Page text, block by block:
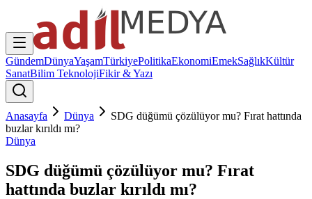
GündemDünyaYaşamTürkiyePolitikaEkonomiEmekSağlıkKültür
SanatBilim TeknolojiFikir & Yazı
Anasayfa Dünya
SDG düğümü çözülüyor mu? Fırat hattında
buzlar kırıldı mı?
Dünya
SDG düğümü çözülüyor mu? Fırat
hattında buzlar kırıldı mı?